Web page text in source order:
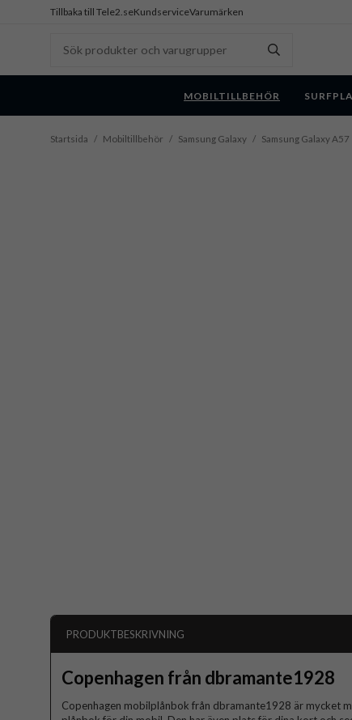
Tillbaka till Tele2.seKundserviceVarumärken
MOBILTILLBEHÖR
Startsida / Mobiltillbehör / Samsung Galaxy / Samsung Galaxy A57
PRODUKTBESKRIVNING
Copenhagen från dbramante1928
Copenhagen mobilplånbok från dbramante1928 är mycket